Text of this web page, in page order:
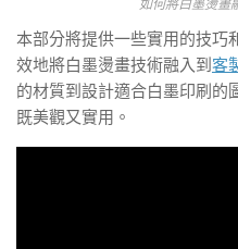
如何將白墨燙畫
本部分將提供一些實用的技巧
效地將白墨燙畫技術融入到 客
的材質到設計適合白墨印刷的
既美觀又實用。